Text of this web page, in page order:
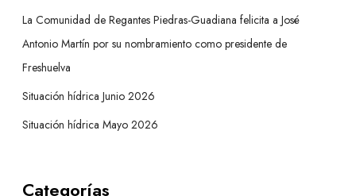
La Comunidad de Regantes Piedras-Guadiana felicita a José
Antonio Martín por su nombramiento como presidente de
Freshuelva
Situación hídrica Junio 2026
Situación hídrica Mayo 2026
Categorías